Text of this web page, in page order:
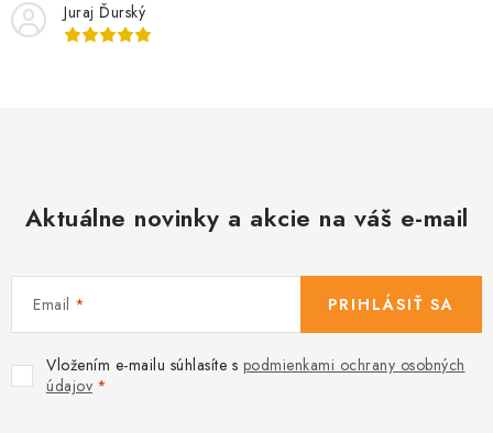
Juraj Ďurský
Aktuálne novinky a akcie na váš e-mail
Email
Vložením e-mailu súhlasíte s podmienkami ochrany osobných
údajov
PRIHLÁSIŤ SA